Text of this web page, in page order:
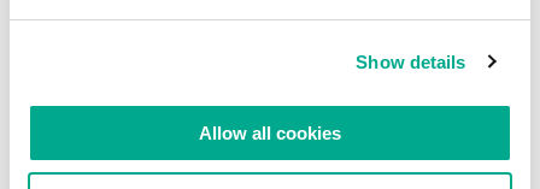
Show details
Allow all cookies
tant qu’invité.